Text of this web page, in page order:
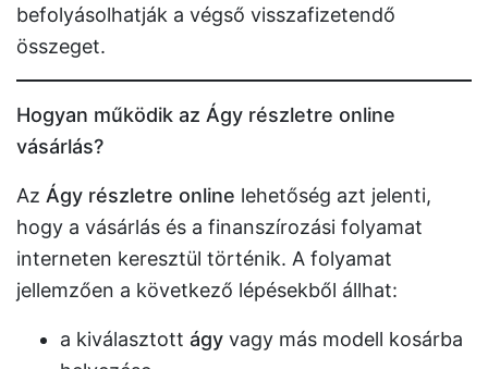
befolyásolhatják a végső visszafizetendő
összeget.
Hogyan működik az Ágy részletre online
vásárlás?
Az Ágy részletre online lehetőség azt jelenti,
hogy a vásárlás és a finanszírozási folyamat
interneten keresztül történik. A folyamat
jellemzően a következő lépésekből állhat:
a kiválasztott ágy vagy más modell kosárba